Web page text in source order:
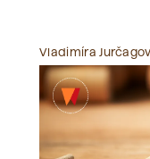
Vladimíra